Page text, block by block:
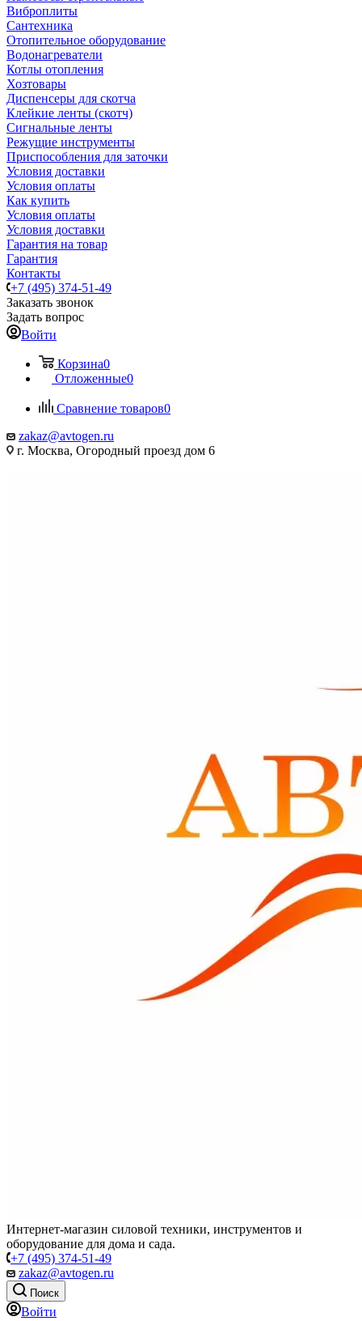
Виброплиты
Сантехника
Отопительное оборудование
Водонагреватели
Котлы отопления
Хозтовары
Диспенсеры для скотча
Клейкие ленты (скотч)
Сигнальные ленты
Режущие инструменты
Приспособления для заточки
Условия доставки
Условия оплаты
Как купить
Условия оплаты
Условия доставки
Гарантия на товар
Гарантия
Контакты
+7 (495) 374-51-49
Заказать звонок
Задать вопрос
Войти
Корзина0
Отложенные0
Сравнение товаров0
zakaz@avtogen.ru
г. Москва, Огородный проезд дом 6
Интернет-магазин силовой техники, инструментов и
оборудование для дома и сада.
+7 (495) 374-51-49
zakaz@avtogen.ru
Поиск
Войти